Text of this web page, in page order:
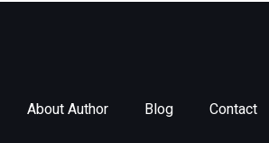
About Author Blog Contact